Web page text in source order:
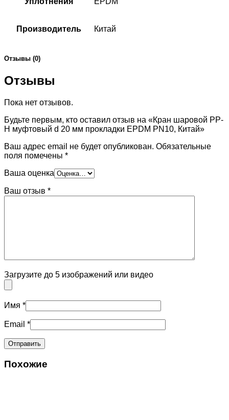
Производитель Китай
Отзывы (0)
Отзывы
Пока нет отзывов.
Будьте первым, кто оставил отзыв на «Кран шаровой PP-
H муфтовый d 20 мм прокладки EPDM PN10, Китай»
Ваш адрес email не будет опубликован. Обязательные
поля помечены *
Ваша оценка
Ваш отзыв *
Загрузите до 5 изображений или видео
Имя *
Email *
Похожие